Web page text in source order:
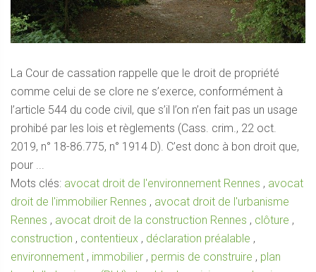
La Cour de cassation rappelle que le droit de propriété
comme celui de se clore ne s’exerce, conformément à
l’article 544 du code civil, que s’il l’on n’en fait pas un usage
prohibé par les lois et règlements (Cass. crim., 22 oct.
2019, n° 18-86.775, n° 1914 D). C’est donc à bon droit que,
pour ...
Mots clés: avocat droit de l'environnement Rennes , avocat
droit de l'immobilier Rennes , avocat droit de l'urbanisme
Rennes , avocat droit de la construction Rennes , clôture ,
construction , contentieux , déclaration préalable ,
environnement , immobilier , permis de construire , plan